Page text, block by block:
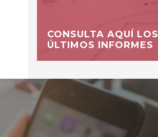
CONSULTA AQUÍ LOS
ÚLTIMOS INFORMES